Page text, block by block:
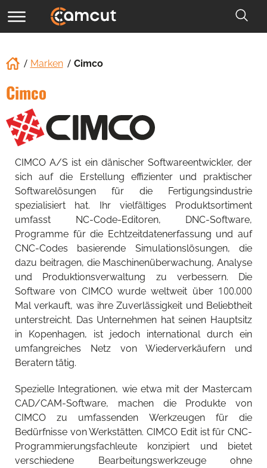
Marken Cimco
Cimco
CIMCO A/S ist ein dänischer Softwareentwickler, der
sich auf die Erstellung effizienter und praktischer
Softwarelösungen für die Fertigungsindustrie
spezialisiert hat. Ihr vielfältiges Produktsortiment
umfasst NC-Code-Editoren, DNC-Software,
Programme für die Echtzeitdatenerfassung und auf
CNC-Codes basierende Simulationslösungen, die
dazu beitragen, die Maschinenüberwachung, Analyse
und Produktionsverwaltung zu verbessern. Die
Software von CIMCO wurde weltweit über 100.000
Mal verkauft, was ihre Zuverlässigkeit und Beliebtheit
unterstreicht. Das Unternehmen hat seinen Hauptsitz
in Kopenhagen, ist jedoch international durch ein
umfangreiches Netz von Wiederverkäufern und
Beratern tätig.
Spezielle Integrationen, wie etwa mit der Mastercam
CAD/CAM-Software, machen die Produkte von
CIMCO zu umfassenden Werkzeugen für die
Bedürfnisse von Werkstätten. CIMCO Edit ist für CNC-
Programmierungsfachleute konzipiert und bietet
verschiedene Bearbeitungswerkzeuge ohne